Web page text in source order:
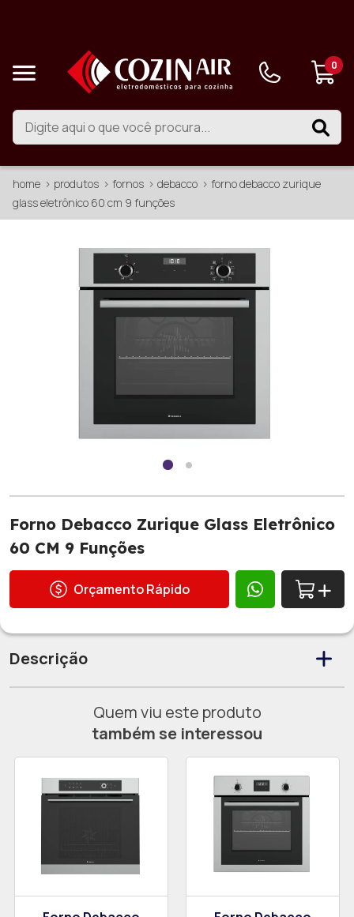
0
home produtos fornos debacco
forno debacco zurique
glass eletrônico 60 cm 9 funções
Forno Debacco Zurique Glass Eletrônico
60 CM 9 Funções
Orçamento Rápido
Descrição
Quem viu este produto
também se interessou